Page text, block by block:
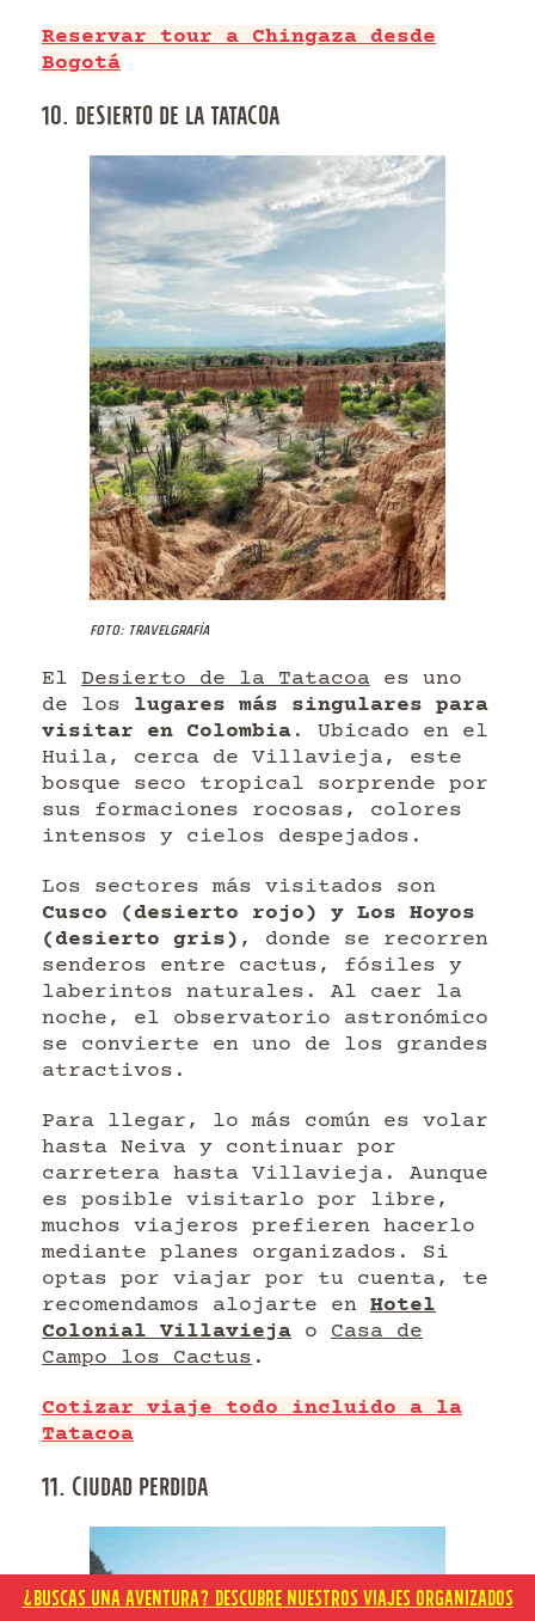
Reservar tour a Chingaza desde
Bogotá
10. DESIERTO DE LA TATACOA
Foto: Travelgrafía
El Desierto de la Tatacoa es uno
de los lugares más singulares para
visitar en Colombia . Ubicado en el
Huila, cerca de Villavieja, este
bosque seco tropical sorprende por
sus formaciones rocosas, colores
intensos y cielos despejados.
Los sectores más visitados son
Cusco (desierto rojo) y Los Hoyos
(desierto gris) , donde se recorren
senderos entre cactus, fósiles y
laberintos naturales. Al caer la
noche, el observatorio astronómico
se convierte en uno de los grandes
atractivos.
Para llegar, lo más común es volar
hasta Neiva y continuar por
carretera hasta Villavieja. Aunque
es posible visitarlo por libre,
muchos viajeros prefieren hacerlo
mediante planes organizados. Si
optas por viajar por tu cuenta, te
recomendamos alojarte en Hotel
Colonial Villavieja o Casa de
Campo los Cactus .
Cotizar viaje todo incluido a la
Tatacoa
11. CIUDAD PERDIDA
¿BUSCAS UNA AVENTURA? DESCUBRE NUESTROS VIAJES ORGANIZADOS